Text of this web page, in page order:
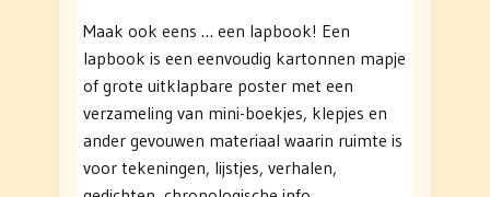
Maak ook eens … een lapbook! Een
lapbook is een eenvoudig kartonnen mapje
of grote uitklapbare poster met een
verzameling van mini-boekjes, klepjes en
ander gevouwen materiaal waarin ruimte is
voor tekeningen, lijstjes, verhalen,